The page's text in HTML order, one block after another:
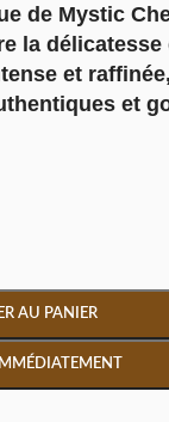
de Mystic
la délicatesse
et
et
AU PANIER